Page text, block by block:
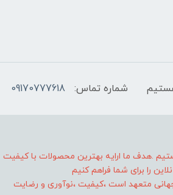
شماره تماس: 09170777618
.هدف ما ارایه بهترین محصولات با کیفیت
را برای شما فراهم کنیم
جهانی متعهد است ،کیفیت ،نوآوری و رضایت